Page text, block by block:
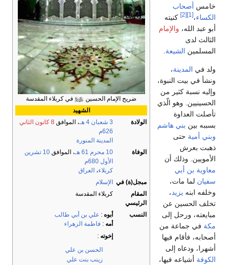
ضريح الإمام الحسين
في كربلاء المقدسة
الشهيد
الولادة
3 شعبان 4 هـ ، الموافق 8 كانون الثاني
626م
المدينة المنورة
الوفاة
10 محرم 61 هـ ، الموافق
10 تشرين
الأول 680م
كربلاء، العراق
مبجل(ة) في
الإسلام
المقام
الرئيسي
كربلاء المقدسة
النسب أبوه : علي بن أبي طالب
أمه : فاطمة الزهراء
إخوته :
الحسن بن علي
زينب بنت علي
خامس أصحاب
الكساء،[1]
[2]
كنيته
أبو عبد الله، والإمام
الثالث لدى
المسلمين الشيعة
ولد في المدينة،
ونشأ في بيت النبوة،
وإليه نسبة كثير من
الحسينيين. وهو الّذي
تأصلت العداوة
بسببه بين بني هاشم
وبني أمية حتى
ذهبت بعرش
الأمويين. وذلك أن
معاوية بن أبي
سفيان لما مات،
وخلفه ابنه يزيد،
تخلف الحسين عن
مبايعته، ورحل إلى
مكة في جماعة من
أصحابه، فأقام فيها
أشهرا، ودعاه إلى
الكوفة أشياعه فيها،